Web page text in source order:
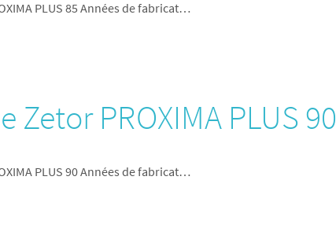
PLUS 85 Années de fabricat…
Zetor PROXIMA PLUS 90
PLUS 90 Années de fabricat…